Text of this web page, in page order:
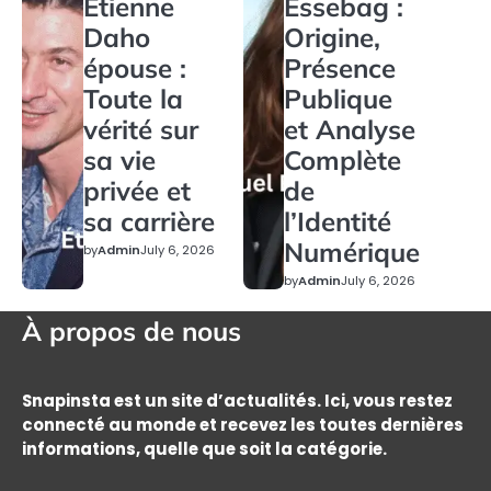
Daho
épouse :
Toute la
vérité sur
sa vie
privée et
sa carrière
byAdminJuly 6, 2026
Origine,
Présence
Publique
et Analyse
Complète
de
l’Identité
Numérique
byAdminJuly 6, 2026
À propos de nous
Snapinsta est un site d’actualités. Ici, vous restez
connecté au monde et recevez les toutes dernières
informations, quelle que soit la catégorie.